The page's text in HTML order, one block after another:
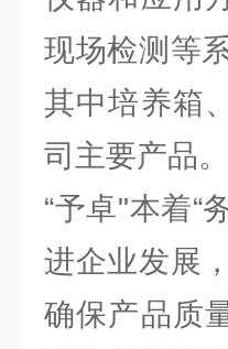
现场检测等
其中培养箱
司主要产品。
“予卓"本着“
进企业发展
确保产品质